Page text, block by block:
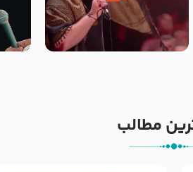
جانا جانا ابی عبدالله – کربلایی
جواد مقدم – شب هشتم محرم
مطالب